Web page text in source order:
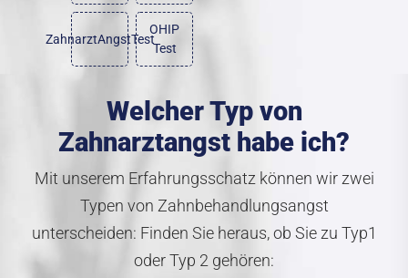
ZahnarztAngstTest
OHIP
Test
Welcher Typ von
Zahnarztangst habe ich?
Mit unserem Erfahrungsschatz können wir zwei
Typen von Zahnbehandlungsangst
unterscheiden: Finden Sie heraus, ob Sie zu Typ1
oder Typ 2 gehören: